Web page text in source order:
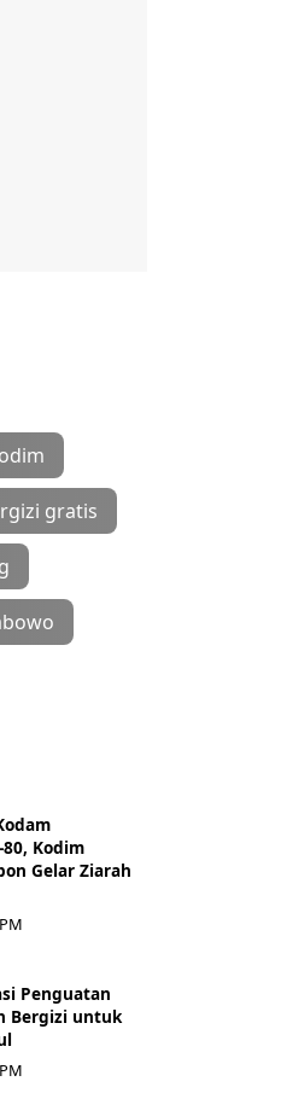
gratis
Kodim
Gelar Ziarah
Penguatan
Bergizi untuk